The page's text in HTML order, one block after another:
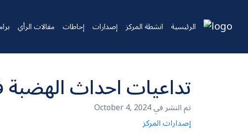
مقالات الرأي إحاطات إصدارات انشطة المركز الرئيسية
تداعيات احداث
October 4, 2024 تم النشر في
إصدارات المركز